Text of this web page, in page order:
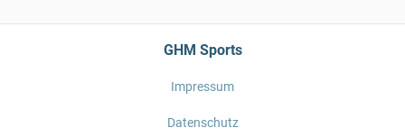
GHM Sports
Impressum
Datenschutz